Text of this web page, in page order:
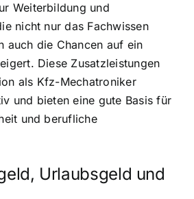
Weiterbildung und
nicht nur das Fachwissen
auch die Chancen auf ein
Diese Zusatzleistungen
als Kfz-Mechatroniker
und bieten eine gute Basis für
und berufliche
Urlaubsgeld und